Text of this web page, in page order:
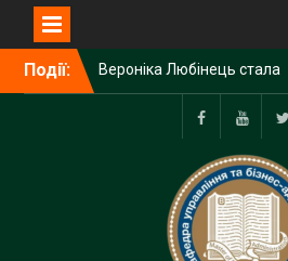
Події:
Вероніка Любінець стала
однією з переможців
стипендійної програми від
Фундації Лозинських
Візит студентів в ІТ
компанію Intellias
Підготовка до
вступу-2024!
Делегація ПНУ взяла
Facebook